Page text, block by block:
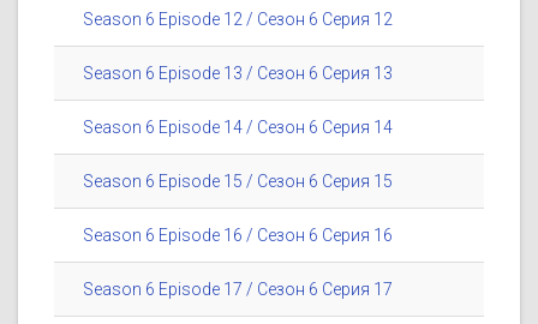
Season 6 Episode 12 / Сезон 6 Серия 12
Season 6 Episode 13 / Сезон 6 Серия 13
Season 6 Episode 14 / Сезон 6 Серия 14
Season 6 Episode 15 / Сезон 6 Серия 15
Season 6 Episode 16 / Сезон 6 Серия 16
Season 6 Episode 17 / Сезон 6 Серия 17